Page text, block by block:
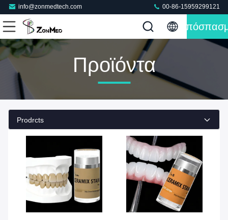
info@zonmedtech.com 00-86-15959299121
Προϊόντα
Prodrcts